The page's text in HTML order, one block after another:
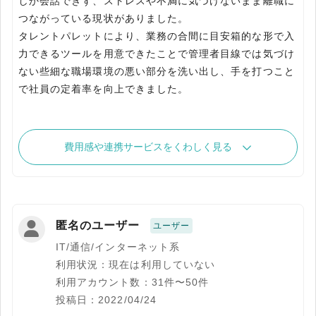
つながっている現状がありました。
タレントパレットにより、業務の合間に目安箱的な形で入
力できるツールを用意できたことで管理者目線では気づけ
ない些細な職場環境の悪い部分を洗い出し、手を打つこと
で社員の定着率を向上できました。
費用感や連携サービスをくわしく見る
匿名のユーザー ユーザー
IT/通信/インターネット系
利用状況：現在は利用していない
利用アカウント数：31件〜50件
投稿日：2022/04/24